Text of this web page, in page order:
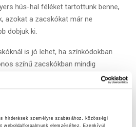
hirdetések személyre szabásához, közösségi
elemzéséhez. Ezenkívül
hús-hal féléket tartottunk benne,
azokat a zacskókat már ne
dobjuk ki.
is jó lehet, ha színkódokban
színű zacskókban mindig
élelmiszereket tárolunk. A
zöldségeket, a sárgában csak
tovább.
nem elég a zacskók kiöblítése és